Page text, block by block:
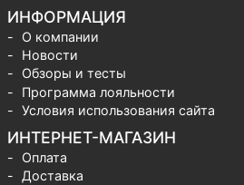
ИНФОРМАЦИЯ
О компании
Новости
Обзоры и тесты
Программа лояльности
Условия использования сайта
ИНТЕРНЕТ-МАГАЗИН
Оплата
Доставка